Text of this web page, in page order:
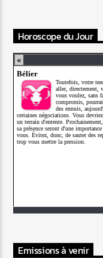
Horoscope du Jour
Emissions à venir